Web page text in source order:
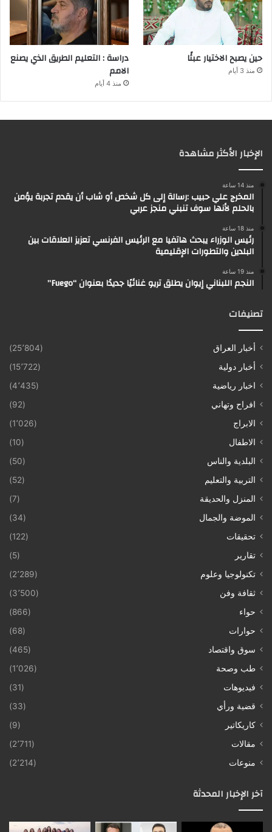
حين يصبح الاختيار عبئًا
منذ 3 أيام
دراسة : التعليم الطريق الذي يصنع
الامم
منذ 4 أيام
الإخبار الأكثر مشاهدة
منذ 14 ساعة
المخرج علي حبيب :رسالة إلى كل شخص أو شاب أن يقدم تجربة يؤمن
بالحلم لأنها سوف تنبني منجز عربي
منذ 18 ساعة
رئيس الوزراء يبحث هاتفيا مع الرئيس الفرنسي تعزيز العلاقات بين
البلدين والتطورات الإقليمية
منذ 19 ساعة
النجم اللبناني إيوان يطلق تريو غنائيًا جديدًا بعنوان “Fuego”
تصنيفات
أخبار العراق
(25٬804)
أخبار دولية
(15٬722)
اخبار رياضية
(4٬435)
افراح وتهاني
(92)
الابراج
(1٬026)
الاطفال
(10)
البلدية والناس
(50)
التربية والتعليم
(52)
المنزل والحديقة
(7)
الموضة والجمال
(34)
تحقيقات
(122)
تقارير
(5)
تكنولوجيا وعلوم
(2٬289)
ثقافة وفن
(3٬500)
حواء
(866)
حوارات
(68)
سوق واقتصاد
(465)
طب وصحة
(1٬026)
فيديوهات
(31)
قضية ورأي
(33)
كاريكاتير
(9)
مقالات
(2٬711)
منوعات
(2٬214)
آخر الإخبار المحدثة